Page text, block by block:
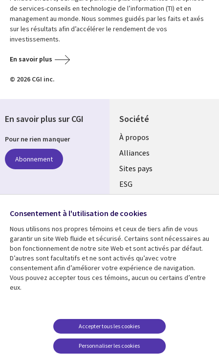
de services-conseils en technologie de l’information (TI) et en
management au monde. Nous sommes guidés par les faits et axés
sur les résultats afin d’accélérer le rendement de vos
investissements.
En savoir plus
© 2026 CGI inc.
Société
À propos
Alliances
Sites pays
ESG
Fusions
Salle de presse
Ressources
Articles
Études de cas
Baladodiffusions
Support
Restrictions et
conditions juridiques
Carrières FAQ
En savoir plus sur CGI
Pour ne rien manquer
Abonnement
Suivez-nous
Social
Media
Global
FR
Consentement à l'utilisation de cookies
Nous utilisons nos propres témoins et ceux de tiers afin de vous
garantir un site Web fluide et sécurisé. Certains sont nécessaires au
bon fonctionnement de notre site Web et sont activés par défaut.
D’autres sont facultatifs et ne sont activés qu’avec votre
consentement afin d’améliorer votre expérience de navigation.
Vous pouvez accepter tous ces témoins, aucun ou certains d’entre
eux.
Personnaliser les cookies
Accepter tous les cookies